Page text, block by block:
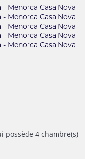
possède 4 chambre(s)